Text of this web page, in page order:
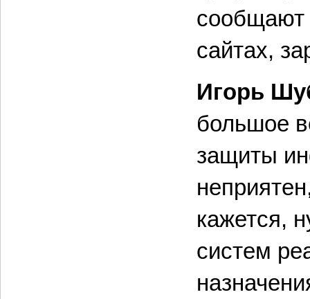
сообщают
сайтах,
Игорь
большое
защиты
кажется,
систем